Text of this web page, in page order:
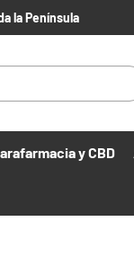
la Península
y CBD